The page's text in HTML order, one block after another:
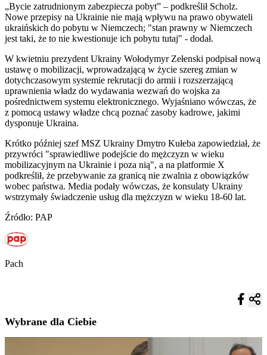
„Bycie zatrudnionym zabezpiecza pobyt” – podkreślił Scholz.
Nowe przepisy na Ukrainie nie mają wpływu na prawo obywateli
ukraińskich do pobytu w Niemczech; "stan prawny w Niemczech
jest taki, że to nie kwestionuje ich pobytu tutaj" - dodał.
W kwietniu prezydent Ukrainy Wołodymyr Zełenski podpisał nową
ustawę o mobilizacji, wprowadzającą w życie szereg zmian w
dotychczasowym systemie rekrutacji do armii i rozszerzającą
uprawnienia władz do wydawania wezwań do wojska za
pośrednictwem systemu elektronicznego. Wyjaśniano wówczas, że
z pomocą ustawy władze chcą poznać zasoby kadrowe, jakimi
dysponuje Ukraina.
Krótko później szef MSZ Ukrainy Dmytro Kułeba zapowiedział, że
przywróci "sprawiedliwe podejście do mężczyzn w wieku
mobilizacyjnym na Ukrainie i poza nią", a na platformie X
podkreślił, że przebywanie za granicą nie zwalnia z obowiązków
wobec państwa. Media podały wówczas, że konsulaty Ukrainy
wstrzymały świadczenie usług dla mężczyzn w wieku 18-60 lat.
Źródło: PAP
Pach
Wybrane dla Ciebie